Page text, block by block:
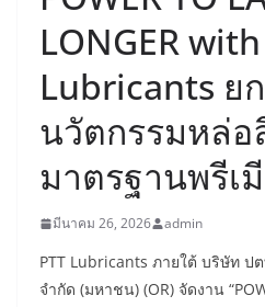
LONGER
Lubricants ย
นวัตกรรมหล่อ
มาตรฐานพรีเ
มีนาคม 26, 2026 admin
PTT Lubricants ภายใต้ บริษัท
จำกัด (มหาชน) (OR) จัดงาน